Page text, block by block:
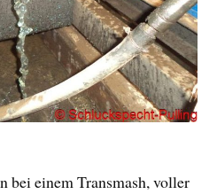
bei einem Transmash, voller